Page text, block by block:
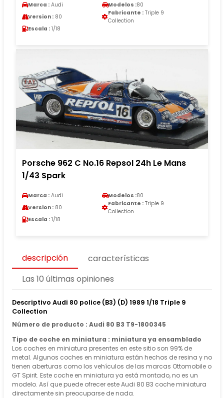
Marca : Audi Modelos :80
Version : 80
Fabricante : Triple 9
Collection
Escala : 1/18
Porsche 962 C No.16 Repsol 24h Le Mans
1/43 Spark
Marca : Audi Modelos :80
Version : 80
Fabricante : Triple 9
Collection
Escala : 1/18
descripción
características
Las 10 últimas opiniones
Descriptivo Audi 80 police (B3) (D) 1989 1/18 Triple 9
Collection
Número de producto : Audi 80 B3 T9-1800345
Tipo de coche en miniatura : miniatura ya ensamblado
Los coches en miniatura presentes en este sitio son 99% de
metal. Algunos coches en miniatura están hechos de resina y no
tienen aberturas como los vehículos de las marcas Ottomobile o
GT Spirit. Este coche en miniatura ya está montado, no es un
modelo. Así que puede ofrecer este Audi 80 B3 coche miniatura
directamente sin preocuparse de nada.